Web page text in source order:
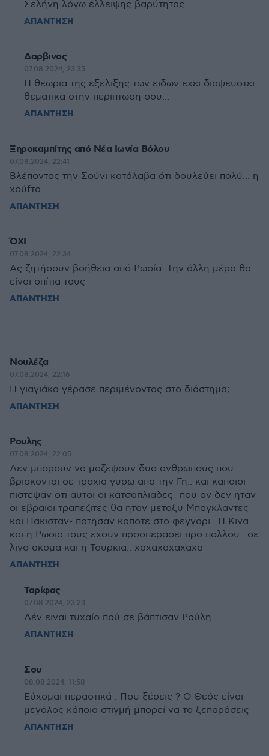
Σελήνη λόγω έλλειψης βαρύτητας....
ΑΠΑΝΤΗΣΗ
Δαρβινος
07.08.2024, 23:35
Η θεωρια της εξελιξης των ειδων εχει διαψευστει
θεματικα στην περιπτωση σου...
ΑΠΑΝΤΗΣΗ
Ξηροκαμπίτης από Νέα Ιωνία Βόλου
07.08.2024, 22:41
Βλέποντας την Σούνι κατάλαβα ότι δουλεύει πολύ... η
χούfτα
ΑΠΑΝΤΗΣΗ
ΌΧΙ
07.08.2024, 22:34
Ας ζητήσουν βοήθεια από Ρωσία. Την άλλη μέρα θα
είναι σπίτια τους
ΑΠΑΝΤΗΣΗ
Νουλέζα
07.08.2024, 22:16
Η γιαγιάκα γέρασε περιμένοντας στο διάστημα;
ΑΠΑΝΤΗΣΗ
Ρουλης
07.08.2024, 22:05
Δεν μπορουν να μαζεψουν δυο ανθρωπους που
βρισκονται σε τροχια γυρω απο την Γη.. και καποιοι
πιστεψαν οτι αυτοι οι κατσαπλιαδες- που αν δεν ηταν
οι εβραιοι τραπεζιτες θα ηταν μεταξυ Μπαγκλαντες
και Πακισταν- πατησαν καποτε στο φεγγαρι.. Η Κινα
και η Ρωσια τους εχουν προσπερασει προ πολλου.. σε
λιγο ακομα και η Τουρκια.. χαχαχαχαχαχα
ΑΠΑΝΤΗΣΗ
Ταρίφας
07.08.2024, 23:23
Δέν ειναι τυχαίο πού σε βάπτισαν Ρούλη...
ΑΠΑΝΤΗΣΗ
Σου
08.08.2024, 11:58
Εύχομαι περαστικά . Που ξέρεις ? Ο Θεός είναι
μεγάλος κάποια στιγμή μπορεί να το ξεπαράσεις
ΑΠΑΝΤΗΣΗ